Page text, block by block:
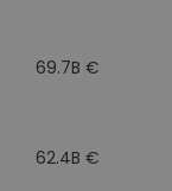
69.7B €
62.4B €